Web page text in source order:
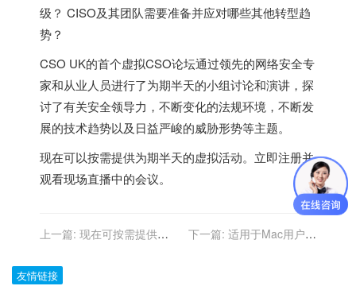
级？ CISO及其团队需要准备并应对哪些其他转型趋
势？
CSO UK的首个虚拟CSO论坛通过领先的网络安全专
家和从业人员进行了为期半天的小组讨论和演讲，探
讨了有关安全领导力，不断变化的法规环境，不断发
展的技术趋势以及日益严峻的威胁形势等主题。
现在可以按需提供为期半天的虚拟活动。立即注册并
观看现场直播中的会议。
上一篇: 现在可按需提供：
化提高业务增长
下一篇: 适用于Mac用户的
友情链接